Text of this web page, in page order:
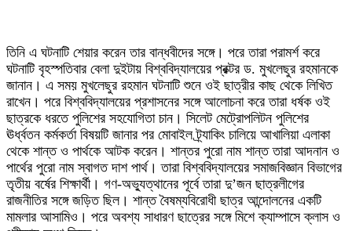
‎তিনি এ ঘটনাটি শেয়ার করেন তার বান্ধবীদের সঙ্গে। পরে তারা পরামর্শ করে
ঘটনাটি বৃহস্পতিবার বেলা দুইটায় বিশ্ববিদ্যালয়ের প্রক্টর ড. মুখলেছুর রহমানকে
জানান। এ সময় মুখলেছুর রহমান ঘটনাটি শুনে ওই ছাত্রীর কাছ থেকে লিখিত
রাখেন। পরে বিশ্ববিদ্যালয়ের প্রশাসনের সঙ্গে আলোচনা করে তারা ধর্ষক ওই
ছাত্রকে ধরতে পুলিশের সহযোগিতা চান। সিলেট মেট্রোপলিটন পুলিশের
ঊর্ধ্বতন কর্মকর্তা বিষয়টি জানার পর মোবাইল ট্র্যাকিং চালিয়ে আখালিয়া এলাকা
থেকে শান্ত ও পার্থকে আটক করেন। শান্তর পুরো নাম শান্ত তারা আদনান ও
পার্থের পুরো নাম স্বাগত দাশ পার্থ। তারা বিশ্ববিদ্যালয়ের সমাজবিজ্ঞান বিভাগের
তৃতীয় বর্ষের শিক্ষার্থী। গণ-অভ্যুত্থানের পূর্বে তারা দু’জন ছাত্রলীগের
রাজনীতির সঙ্গে জড়িত ছিল। শান্ত বৈষম্যবিরোধী ছাত্র আন্দোলনের একটি
মামলার আসামিও। পরে অবশ্য সাধারণ ছাত্রের সঙ্গে মিশে ক্যাম্পাসে ক্লাস ও